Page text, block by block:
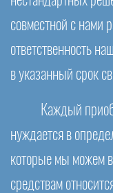
совместной с нами
ответственность
в указанный срок
Каждый
нуждается в
которые мы можем
средствам